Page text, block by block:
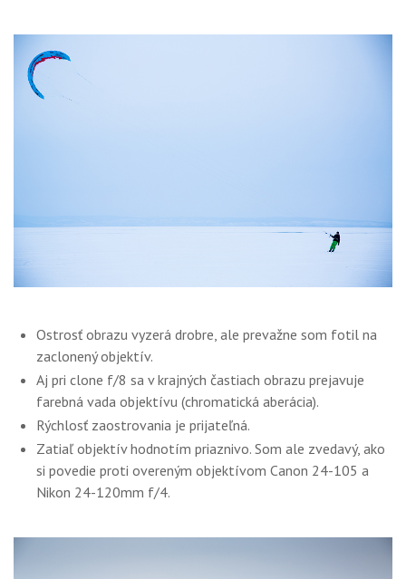
Ostrosť obrazu vyzerá drobre, ale prevažne som fotil na
zaclonený objektív.
Aj pri clone f/8 sa v krajných častiach obrazu prejavuje
farebná vada objektívu (chromatická aberácia).
Rýchlosť zaostrovania je prijateľná.
Zatiaľ objektív hodnotím priaznivo. Som ale zvedavý, ako
si povedie proti overeným objektívom Canon 24-105 a
Nikon 24-120mm f/4.